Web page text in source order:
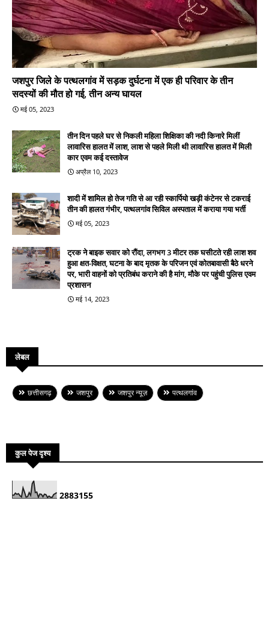
जशपुर जिले के पत्थलगांव में सड़क दुर्घटना में एक ही परिवार के तीन
सदस्यों की मौत हो गई, तीन अन्य घायल
मई 05, 2023
तीन दिन पहले घर से निकली महिला शिक्षिका की नदी किनारे मिलीं
लावारिस हालत में लाश, लाश से पहले मिली थी लावारिस हालत में मिली
कार एवम कई दस्तावेज
अप्रैल 10, 2023
शादी में शामिल हो तेज गति से आ रही स्कार्पियो खड़ी कंटेनर से टकराई
तीन की हालत गंभीर, पत्थलगांव सिविल अस्पताल में कराया गया भर्ती
मई 05, 2023
ट्रक ने बाइक सवार को रौंदा, लगभग 3 मीटर तक घसीटते रही लाश शव
हुआ क्षत-विक्षत, घटना के बाद मृतक के परिजन एवं कोतबावासी बैठे धरने
पर, भारी वाहनों को प्रतिबंध कराने की है मांग, मौके पर पहुंची पुलिस एवम
प्रशासन
मई 14, 2023
लेबल
छत्तीसगढ़ जशपुर जशपुर न्यूज़ पत्थलगांव
कुल पेज दृश्य
2883155